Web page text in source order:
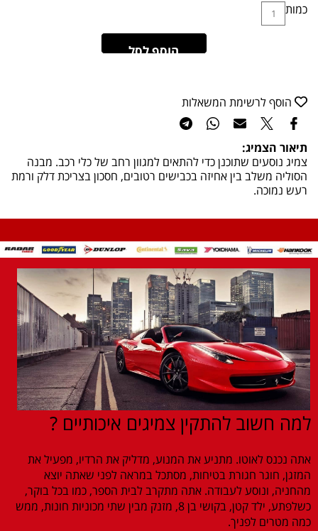
כמות
הוסף לסל
הוסף לרשימת המשאלות
תיאור הצמיג:
צמיג נוסעים שתוכנן כדי להתאים למגוון רחב של כלי רכב. מבנה
הסוליה משלב בין אחיזה בכבישים רטובים, חסכון בצריכת דלק ורמת
רעש נמוכה.
למה חשוב להתקין צמיגים איכותיים ?
אתה נכנס לאוטו. מתניע את המנוע, מדליק את הרדיו, מפעיל את
המזגן, חוגר חגורת בטיחות, מסתכל במראה לפני שאתה יוצא
מהחניה, ונוסע לעבודה. אתה מתקרב לבית הספר, כמו בכל בוקר,
כשלפתע, ילד קטן, בקושי בן 8, מזנק מבין שתי מכוניות חונות, ממש
כמה מטרים לפניך.